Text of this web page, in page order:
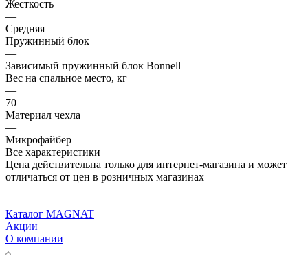
Жесткость
—
Средняя
Пружинный блок
—
Зависимый пружинный блок Bonnell
Вес на спальное место, кг
—
70
Материал чехла
—
Микрофайбер
Все характеристики
Цена действительна только для интернет-магазина и может
отличаться от цен в розничных магазинах
Каталог MAGNAT
Акции
О компании